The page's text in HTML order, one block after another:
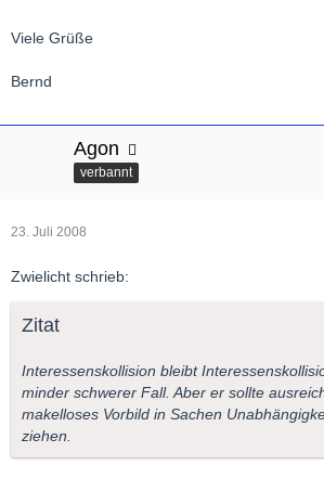
Viele Grüße
Bernd
Agon
verbannt
23. Juli 2008
Zwielicht schrieb:
Zitat
Interessenskollision bleibt
minder schwerer Fall. Aber er sollte
makelloses Vorbild in Sachen
ziehen.